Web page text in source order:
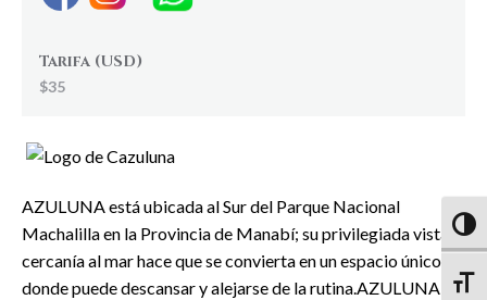
Tarifa (USD)
$35
AZULUNA está ubicada al Sur del Parque Nacional
Machalilla en la Provincia de Manabí; su privilegiada vista y
cercanía al mar hace que se convierta en un espacio único
donde puede descansar y alejarse de la rutina.AZULUNA